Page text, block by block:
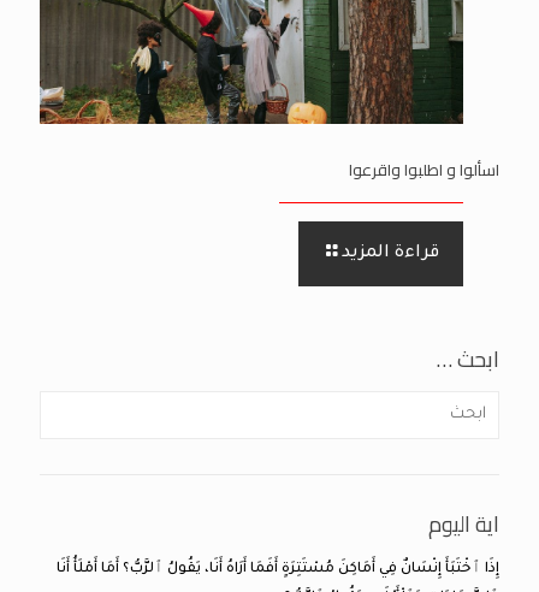
اسألوا و اطلبوا واقرعوا
قراءة المزيد
ابحث …
اية اليوم
إِذَا ٱخْتَبَأَ إِنْسَانٌ فِي أَمَاكِنَ مُسْتَتِرَةٍ أَفَمَا أَرَاهُ أَنَا، يَقُولُ ٱلرَّبُّ؟ أَمَا أَمْلَأُ أَنَا